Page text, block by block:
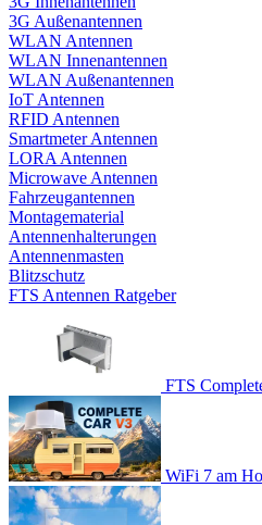
3G Außenantennen
WLAN Antennen
WLAN Innenantennen
WLAN Außenantennen
IoT Antennen
RFID Antennen
Smartmeter Antennen
LORA Antennen
Microwave Antennen
Fahrzeugantennen
Montagematerial
Antennenhalterungen
Antennenmasten
Blitzschutz
FTS Antennen Ratgeber
FTS
WiFi 7 am